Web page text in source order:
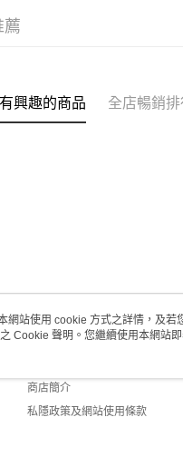
薦
興趣的商品 全店暢銷排
關於我們
商店簡介
私隱政策及網站使用條款
網站使用 cookie 方式之詳情，及
之 Cookie 聲明。您繼續使用本網站